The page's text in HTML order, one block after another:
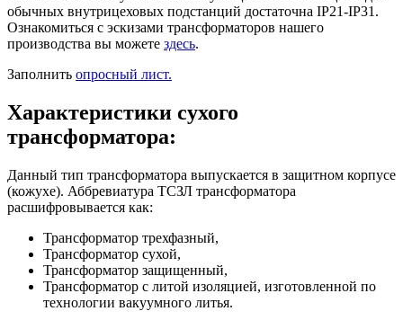
обычных внутрицеховых подстанций достаточна IP21-IP31.
Ознакомиться с эскизами трансформаторов нашего
производства вы можете здесь.
Заполнить опросный лист.
Характеристики сухого
трансформатора:
Данный тип трансформатора выпускается в защитном корпусе
(кожухе). Аббревиатура ТСЗЛ трансформатора
расшифровывается как:
Трансформатор трехфазный,
Трансформатор сухой,
Трансформатор защищенный,
Трансформатор с литой изоляцией, изготовленной по
технологии вакуумного литья.